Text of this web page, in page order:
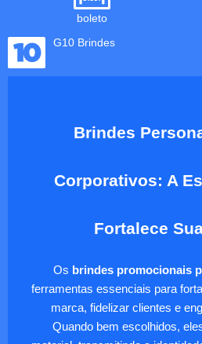
boleto
G10 Brindes
Brindes
Corporativos: A
Fortalece
Os brindes promocionais
ferramentas essenciais para
marca, fidelizar clientes e
Quando bem escolhidos,